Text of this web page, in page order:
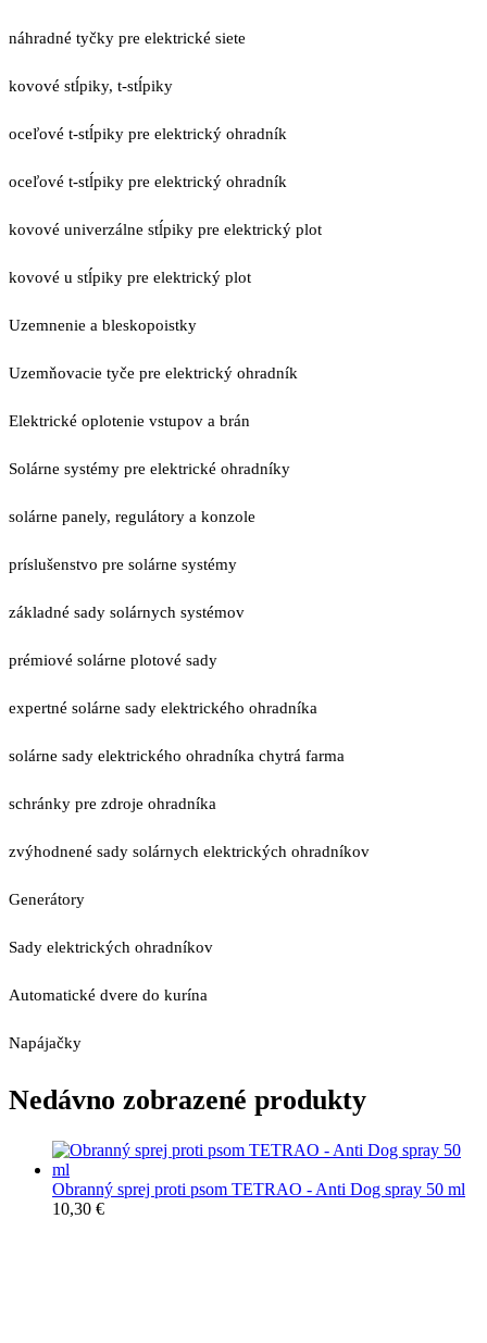
náhradné tyčky pre elektrické siete
kovové stĺpiky, t-stĺpiky
oceľové t-stĺpiky pre elektrický ohradník
oceľové t-stĺpiky pre elektrický ohradník
kovové univerzálne stĺpiky pre elektrický plot
kovové u stĺpiky pre elektrický plot
Uzemnenie a bleskopoistky
Uzemňovacie tyče pre elektrický ohradník
Elektrické oplotenie vstupov a brán
Solárne systémy pre elektrické ohradníky
solárne panely, regulátory a konzole
príslušenstvo pre solárne systémy
základné sady solárnych systémov
prémiové solárne plotové sady
expertné solárne sady elektrického ohradníka
solárne sady elektrického ohradníka chytrá farma
schránky pre zdroje ohradníka
zvýhodnené sady solárnych elektrických ohradníkov
Generátory
Sady elektrických ohradníkov
Automatické dvere do kurína
Napájačky
Nedávno zobrazené produkty
Obranný sprej proti psom TETRAO - Anti Dog spray 50 ml
10,30 €